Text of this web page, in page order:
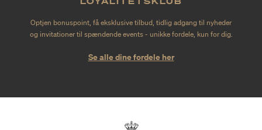
Optjen bonuspoint, få eksklusive tilbud, tidlig adgang til nyheder
og invitationer til spændende events - unikke fordele, kun for dig.
Se alle dine fordele her